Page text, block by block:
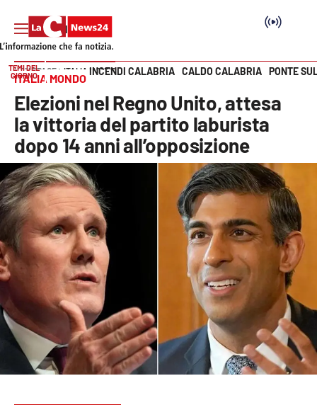
SEZIONI
Cronaca
Politica
Attualità
Economia e lavoro
Italia Mondo
Sanità
Sport
Vai
TEMI DEL
GIORNO
INCENDI CALABRIA CALDO CALABRIA PONTE
HOME PAGE ITALIA MONDO
ITALIA MONDO
Elezioni nel Regno Unito, attesa
la vittoria del partito laburista
dopo 14 anni all’opposizione